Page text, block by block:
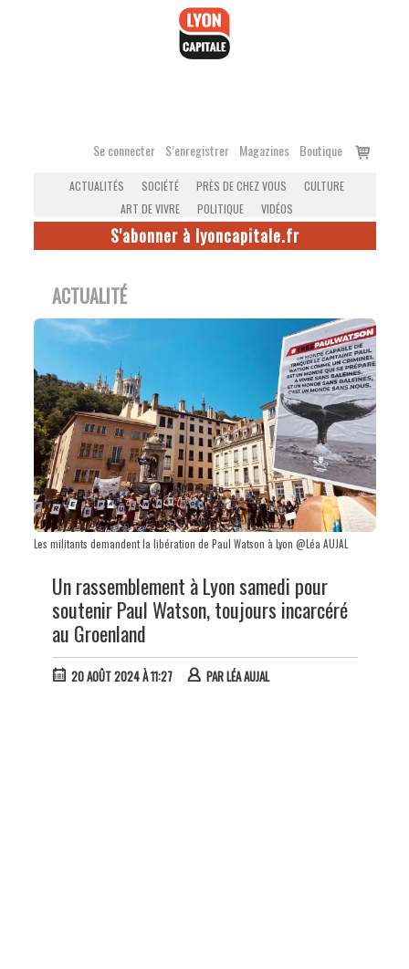
Se connecter S’enregistrer Magazines Boutique
Voir
ACTUALITÉS SOCIÉTÉ PRÈS DE CHEZ VOUS
CULTURE
ART DE VIVRE
POLITIQUE VIDÉOS
S'abonner à lyoncapitale.fr
ACTUALITÉ
Les militants demandent la libération de Paul Watson à Lyon @Léa AUJAL
Un rassemblement à Lyon samedi pour
soutenir Paul Watson, toujours incarcéré
au Groenland
20 AOÛT 2024 À 11:27 PARLÉA AUJAL